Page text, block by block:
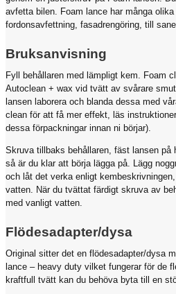
avfetta bilen. Foam lance har många
fordonsavfettning, fasadrengöring, till
Bruksanvisning
Fyll behållaren med lämpligt kem. Foam
Autoclean + wax vid tvätt av svårare
lansen laborera och blanda dessa med
clean för att få mer effekt, läs
dessa förpackningar innan ni börjar).
Skruva tillbaks behållaren, fäst lansen
så är du klar att börja lägga på. Lägg
och låt det verka enligt
vatten. När du tvättat färdigt skruva av
med vanligt vatten.
Flödesadapter/dysa
Original sitter det en flödesadapter/dysa
lance – heavy duty vilket fungerar för de
kraftfull tvätt kan du behöva byta till en